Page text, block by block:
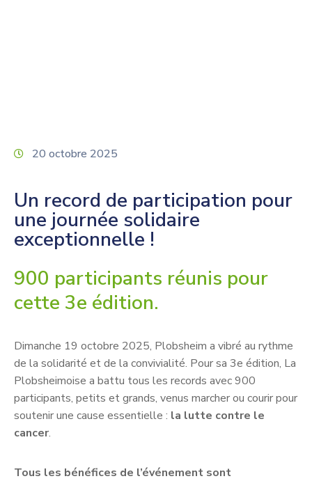
20 octobre 2025
Un record de participation pour
une journée solidaire
exceptionnelle !
900 participants réunis pour
cette 3e édition.
Dimanche 19 octobre 2025, Plobsheim a vibré au rythme
de la solidarité et de la convivialité. Pour sa 3e édition, La
Plobsheimoise a battu tous les records avec 900
participants, petits et grands, venus marcher ou courir pour
soutenir une cause essentielle : la lutte contre le
cancer.
Tous les bénéfices de l’événement sont